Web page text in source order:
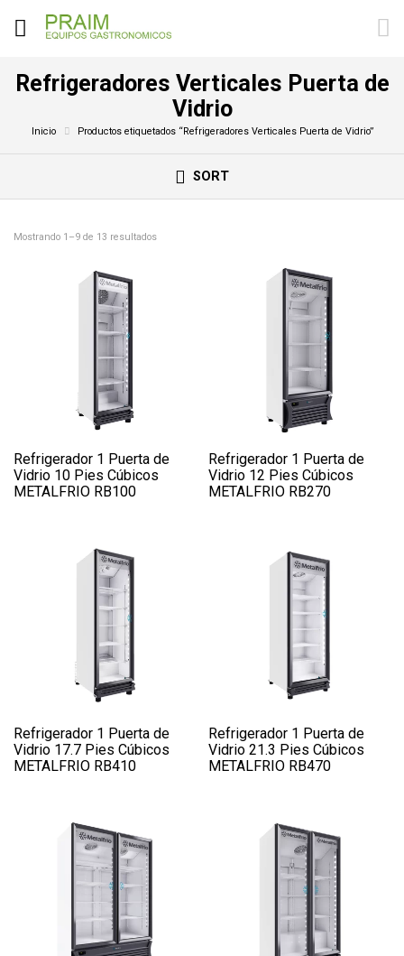
Refrigeradores Verticales Puerta de
Vidrio
Inicio Productos etiquetados “Refrigeradores Verticales Puerta de Vidrio”
SORT
Mostrando 1–9 de 13 resultados
Refrigerador 1 Puerta de
Vidrio 10 Pies Cúbicos
METALFRIO RB100
Refrigerador 1 Puerta de
Vidrio 12 Pies Cúbicos
METALFRIO RB270
Refrigerador 1 Puerta de
Vidrio 17.7 Pies Cúbicos
METALFRIO RB410
Refrigerador 1 Puerta de
Vidrio 21.3 Pies Cúbicos
METALFRIO RB470